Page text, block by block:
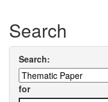
Search
Search:
for